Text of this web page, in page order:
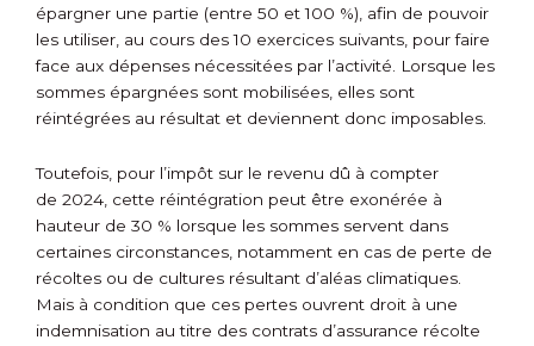
épargner une partie (entre 50 et 100 %), afin de pouvoir
les utiliser, au cours des 10 exercices suivants, pour faire
face aux dépenses nécessitées par l’activité. Lorsque les
sommes épargnées sont mobilisées, elles sont
réintégrées au résultat et deviennent donc imposables.
Toutefois, pour l’impôt sur le revenu dû à compter
de 2024, cette réintégration peut être exonérée à
hauteur de 30 % lorsque les sommes servent dans
certaines circonstances, notamment en cas de perte de
récoltes ou de cultures résultant d’aléas climatiques.
Mais à condition que ces pertes ouvrent droit à une
indemnisation au titre des contrats d’assurance récolte